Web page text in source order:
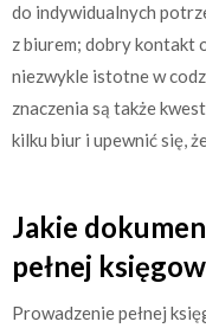
do indywidualnych
z biurem; dobry kontakt
niezwykle istotne w
znaczenia są także
kilku biur i upewnić się,
Jakie
pełnej
Prowadzenie pełnej